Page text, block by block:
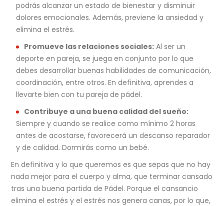
podrás alcanzar un estado de bienestar y disminuir
dolores emocionales. Además, previene la ansiedad y
elimina el estrés.
Promueve las relaciones sociales: Al ser un
deporte en pareja, se juega en conjunto por lo que
debes desarrollar buenas habilidades de comunicación,
coordinación, entre otros. En definitiva, aprendes a
llevarte bien con tu pareja de pádel.
Contribuye a una buena calidad del sueño:
Siempre y cuando se realice como mínimo 2 horas
antes de acostarse, favorecerá un descanso reparador
y de calidad. Dormirás como un bebé.
En definitiva y lo que queremos es que sepas que no hay
nada mejor para el cuerpo y alma, que terminar cansado
tras una buena partida de Pádel. Porque el cansancio
elimina el estrés y el estrés nos genera canas, por lo que,